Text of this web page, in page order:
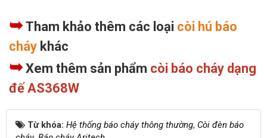
➥Tham khảo thêm các loại còi hú báo
cháy khác
➥Xem thêm sản phẩm còi báo cháy dạng
đế AS368W
Từ khóa: Hệ thống báo cháy thông thường, Còi đèn báo